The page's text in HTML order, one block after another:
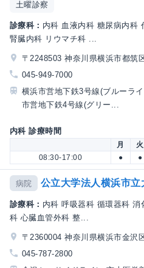
土曜診察
診療科： 内科 血液内科 糖尿病内科
腎臓内科 リウマチ科 ...
〒2248503 神奈川県横浜市都筑
045-949-7000
横浜市営地下鉄3号線(ブルーラ
市営地下鉄4号線(グリー...
内科 診療時間
月 火
08:30-17:00
● ●
病院 公立大学法人横浜市立
診療科： 内科 呼吸器科 循環器科
科 心臓血管外科 整...
〒2360004 神奈川県横浜市金沢
045-787-2800